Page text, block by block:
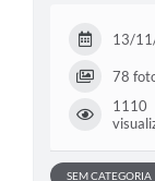
13/
78
1110
SEM CATEGORIA